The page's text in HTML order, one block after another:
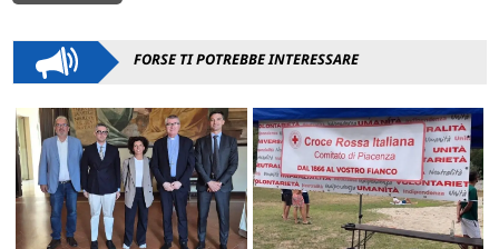
FORSE TI POTREBBE INTERESSARE